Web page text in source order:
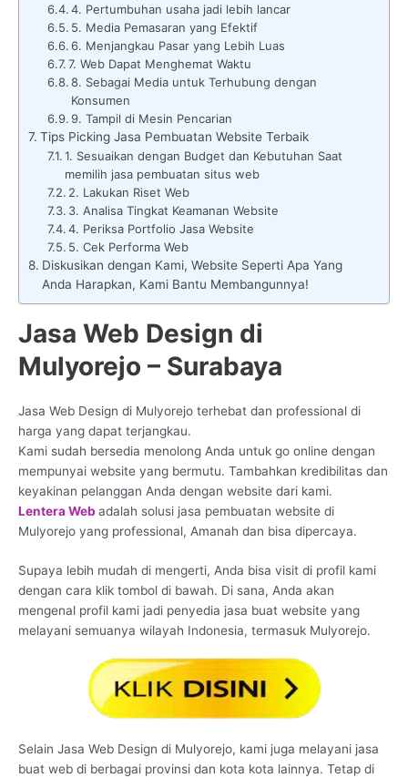
4. Pertumbuhan usaha jadi lebih lancar
5. Media Pemasaran yang Efektif
6. Menjangkau Pasar yang Lebih Luas
7. Web Dapat Menghemat Waktu
8. Sebagai Media untuk Terhubung dengan
Konsumen
9. Tampil di Mesin Pencarian
Tips Picking Jasa Pembuatan Website Terbaik
1. Sesuaikan dengan Budget dan Kebutuhan Saat
memilih jasa pembuatan situs web
2. Lakukan Riset Web
3. Analisa Tingkat Keamanan Website
4. Periksa Portfolio Jasa Website
5. Cek Performa Web
Diskusikan dengan Kami, Website Seperti Apa Yang
Anda Harapkan, Kami Bantu Membangunnya!
Jasa Web Design di
Mulyorejo – Surabaya
Jasa Web Design di Mulyorejo terhebat dan professional di
harga yang dapat terjangkau.
Kami sudah bersedia menolong Anda untuk go online dengan
mempunyai website yang bermutu. Tambahkan kredibilitas dan
keyakinan pelanggan Anda dengan website dari kami.
Lentera Web adalah solusi jasa pembuatan website di
Mulyorejo yang professional, Amanah dan bisa dipercaya.
Supaya lebih mudah di mengerti, Anda bisa visit di profil kami
dengan cara klik tombol di bawah. Di sana, Anda akan
mengenal profil kami jadi penyedia jasa buat website yang
melayani semuanya wilayah Indonesia, termasuk Mulyorejo.
Selain Jasa Web Design di Mulyorejo, kami juga melayani jasa
buat web di berbagai provinsi dan kota kota lainnya. Tetap di